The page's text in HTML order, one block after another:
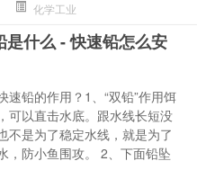
化学工业
是什么 - 快速铅怎么安
速铅的作用？1、“双铅”作用饵
可以直击水底。跟水线长短没
不是为了稳定水线，就是为了
，防小鱼围攻。 2、下面铅坠